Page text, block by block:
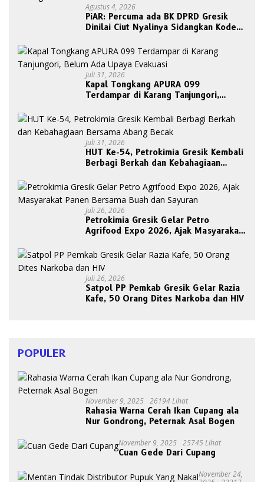
Agustus 4, 2026
PiAR: Percuma ada BK DPRD Gresik
Dinilai Ciut Nyalinya Sidangkan Kode
Juli 31, 2026
Kapal Tongkang APURA 099
Terdampar di Karang Tanjungori,
Juli 31, 2026
HUT Ke-54, Petrokimia Gresik Kembali
Berbagi Berkah dan Kebahagiaan
Juli 26, 2026
Petrokimia Gresik Gelar Petro
Agrifood Expo 2026, Ajak Masyarakat
Juli 26, 2026
Satpol PP Pemkab Gresik Gelar Razia
Kafe, 50 Orang Dites Narkoba dan HIV
POPULER
November 9, 2025 26194 Lihat
Rahasia Warna Cerah Ikan Cupang ala
Nur Gondrong, Peternak Asal Bogen
November 9, 2025 25745 Lihat
Cuan Gede Dari Cupang
November 24,